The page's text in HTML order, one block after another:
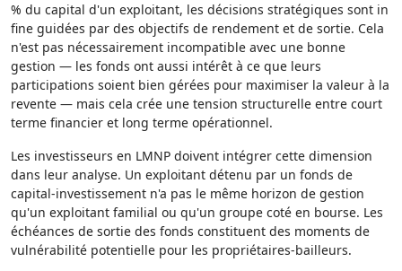
% du capital d'un exploitant, les décisions stratégiques sont in
fine guidées par des objectifs de rendement et de sortie. Cela
n'est pas nécessairement incompatible avec une bonne
gestion — les fonds ont aussi intérêt à ce que leurs
participations soient bien gérées pour maximiser la valeur à la
revente — mais cela crée une tension structurelle entre court
terme financier et long terme opérationnel.
Les investisseurs en LMNP doivent intégrer cette dimension
dans leur analyse. Un exploitant détenu par un fonds de
capital-investissement n'a pas le même horizon de gestion
qu'un exploitant familial ou qu'un groupe coté en bourse. Les
échéances de sortie des fonds constituent des moments de
vulnérabilité potentielle pour les propriétaires-bailleurs.